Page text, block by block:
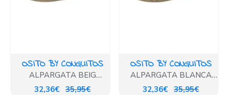
OSITO BY CONGUITOS
ALPARGATA BEIG
BORDADO FLORES
32,36€ 35,95€
OSITO BY CONGUITOS
ALPARGATA BLANCA
BORDADO FLORES
32,36€ 35,95€